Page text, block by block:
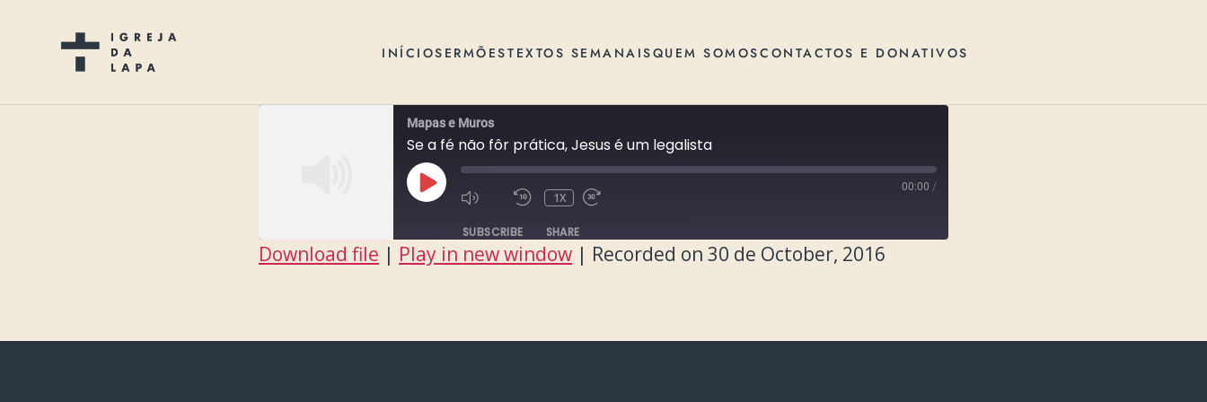
INÍCIOSERMÕESTEXTOS SEMANAISQUEM SOMOSCONTACTOS E DONATIVOS
Mapas e Muros
Se a fé não fôr prática, Jesus é um legalista
PLAY
EPISODE
1X
00:00 /
SUBSCRIBE SHARE
Download file | Play in new window | Recorded on 30 de October, 2016